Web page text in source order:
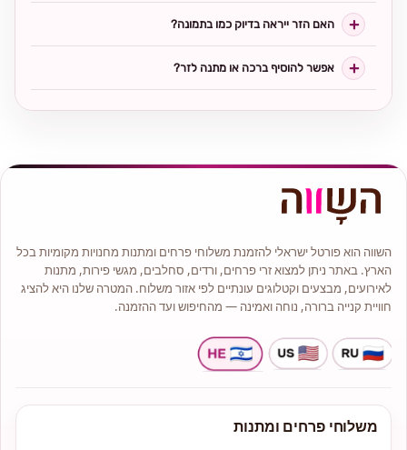
האם הזר ייראה בדיוק כמו בתמונה?
אפשר להוסיף ברכה או מתנה לזר?
השווה הוא פורטל ישראלי להזמנת משלוחי פרחים ומתנות מחנויות מקומיות בכל
הארץ. באתר ניתן למצוא זרי פרחים, ורדים, סחלבים, מגשי פירות, מתנות
לאירועים, מבצעים וקטלוגים עונתיים לפי אזור משלוח. המטרה שלנו היא להציג
חוויית קנייה ברורה, נוחה ואמינה — מהחיפוש ועד ההזמנה.
משלוחי פרחים ומתנות